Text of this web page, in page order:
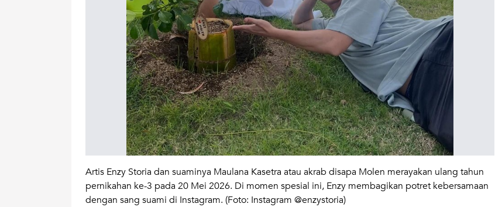
Artis Enzy Storia dan suaminya Maulana Kasetra atau akrab disapa Molen merayakan ulang tahun
pernikahan ke-3 pada 20 Mei 2026. Di momen spesial ini, Enzy membagikan potret kebersamaan
dengan sang suami di Instagram. (Foto: Instagram @enzystoria)